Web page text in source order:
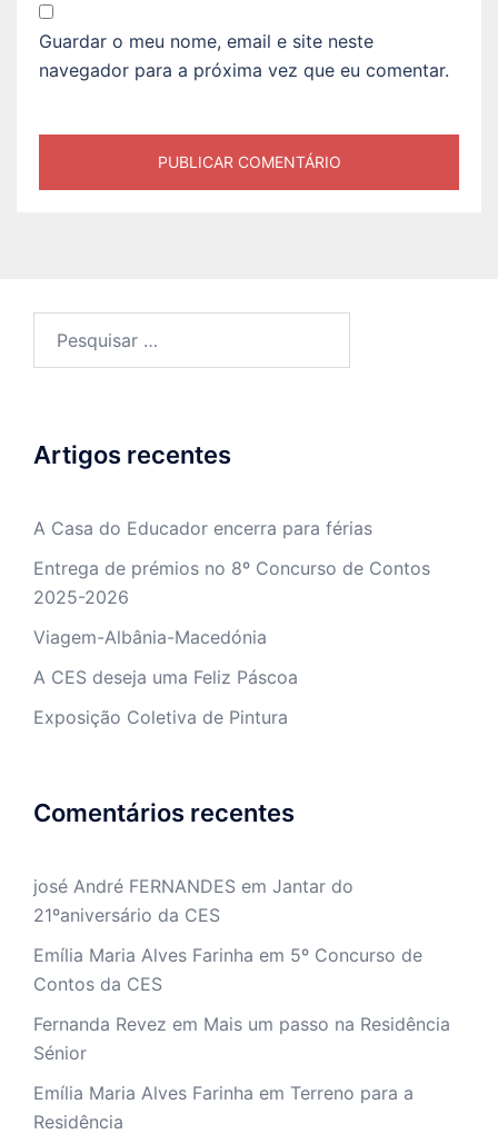
Guardar o meu nome, email e site neste
navegador para a próxima vez que eu comentar.
por:
Artigos recentes
A Casa do Educador encerra para férias
Entrega de prémios no 8º Concurso de Contos
2025-2026
Viagem-Albânia-Macedónia
A CES deseja uma Feliz Páscoa
Exposição Coletiva de Pintura
Comentários recentes
josé André FERNANDES em Jantar do
21ºaniversário da CES
Emília Maria Alves Farinha em 5º Concurso de
Contos da CES
Fernanda Revez em Mais um passo na Residência
Sénior
Emília Maria Alves Farinha em Terreno para a
Residência